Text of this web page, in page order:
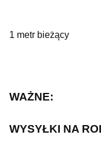
1 metr bieżący
WAŻNE:
WYSYŁKI NA